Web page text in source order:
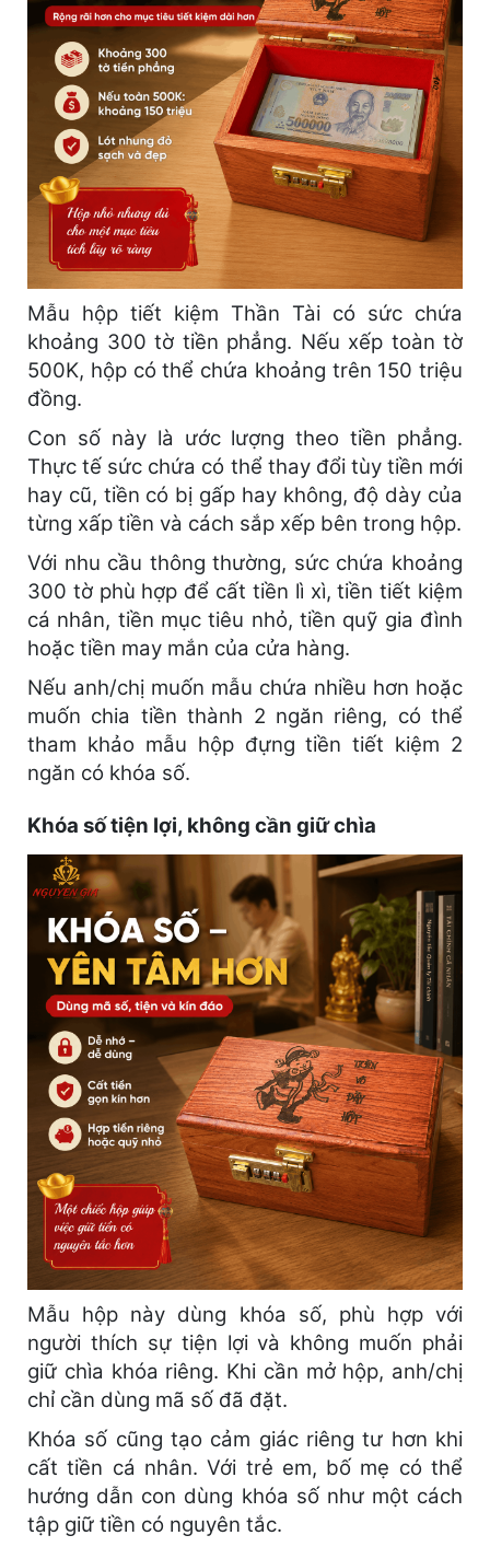
Mẫu hộp tiết kiệm Thần Tài có sức chứa
khoảng 300 tờ tiền phẳng. Nếu xếp toàn tờ
500K, hộp có thể chứa khoảng trên 150 triệu
đồng.
Con số này là ước lượng theo tiền phẳng.
Thực tế sức chứa có thể thay đổi tùy tiền mới
hay cũ, tiền có bị gấp hay không, độ dày của
từng xấp tiền và cách sắp xếp bên trong hộp.
Với nhu cầu thông thường, sức chứa khoảng
300 tờ phù hợp để cất tiền lì xì, tiền tiết kiệm
cá nhân, tiền mục tiêu nhỏ, tiền quỹ gia đình
hoặc tiền may mắn của cửa hàng.
Nếu anh/chị muốn mẫu chứa nhiều hơn hoặc
muốn chia tiền thành 2 ngăn riêng, có thể
tham khảo mẫu hộp đựng tiền tiết kiệm 2
ngăn có khóa số.
Khóa số tiện lợi, không cần giữ chìa
Mẫu hộp này dùng khóa số, phù hợp với
người thích sự tiện lợi và không muốn phải
giữ chìa khóa riêng. Khi cần mở hộp, anh/chị
chỉ cần dùng mã số đã đặt.
Khóa số cũng tạo cảm giác riêng tư hơn khi
cất tiền cá nhân. Với trẻ em, bố mẹ có thể
hướng dẫn con dùng khóa số như một cách
tập giữ tiền có nguyên tắc.